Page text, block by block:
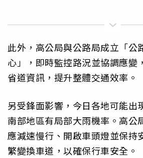
此外，高公局與公路局成立「公
心」，即時監控路況並協調應變
省道資訊，提升整體交通效率。
另受鋒面影響，今日各地可能出
南部地區有局部大雨機率。高公
應減速慢行、開啟車頭燈並保持
繁變換車道，以確保行車安全。